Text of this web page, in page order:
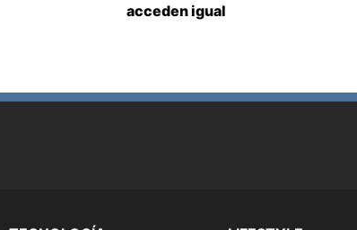
acceden igual